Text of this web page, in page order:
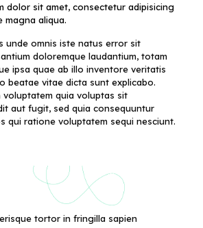
dolor sit amet, consectetur adipisicing
magna aliqua.
unde omnis iste natus error sit
doloremque laudantium, totam
ipsa quae ab illo inventore veritatis
beatae vitae dicta sunt explicabo.
voluptatem quia voluptas sit
aut fugit, sed quia consequuntur
qui ratione voluptatem sequi nesciunt.
tortor in fringilla sapien